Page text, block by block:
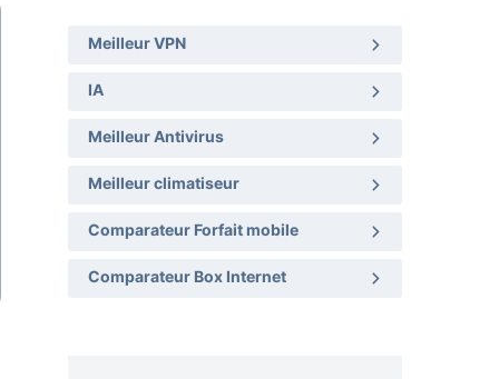
Meilleur VPN
IA
Meilleur Antivirus
Meilleur climatiseur
Comparateur Forfait mobile
Comparateur Box Internet